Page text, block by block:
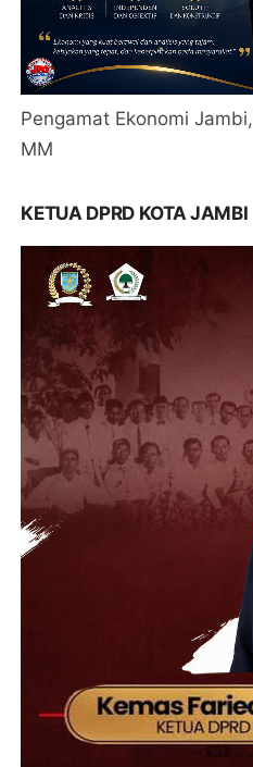
Pengamat Ekonomi
MM
KETUA DPRD KOTA JAMBI